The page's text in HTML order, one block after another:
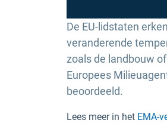
De EU-lidstaten
veranderende
zoals de landbouw
Europees
beoordeeld.
Lees meer in het EMA-